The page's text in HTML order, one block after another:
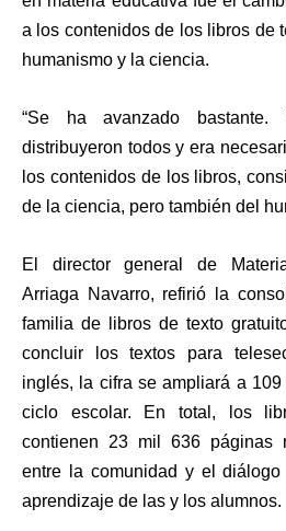
a los contenidos de los libros de
humanismo y la ciencia.
“Se ha avanzado bastante.
distribuyeron todos y era
los contenidos de los libros,
de la ciencia, pero también del
El director general de
Arriaga Navarro, refirió la
familia de libros de texto
concluir los textos para
inglés, la cifra se ampliará a
ciclo escolar. En total, los
contienen 23 mil 636 páginas
entre la comunidad y el diálogo
aprendizaje de las y los alumnos.